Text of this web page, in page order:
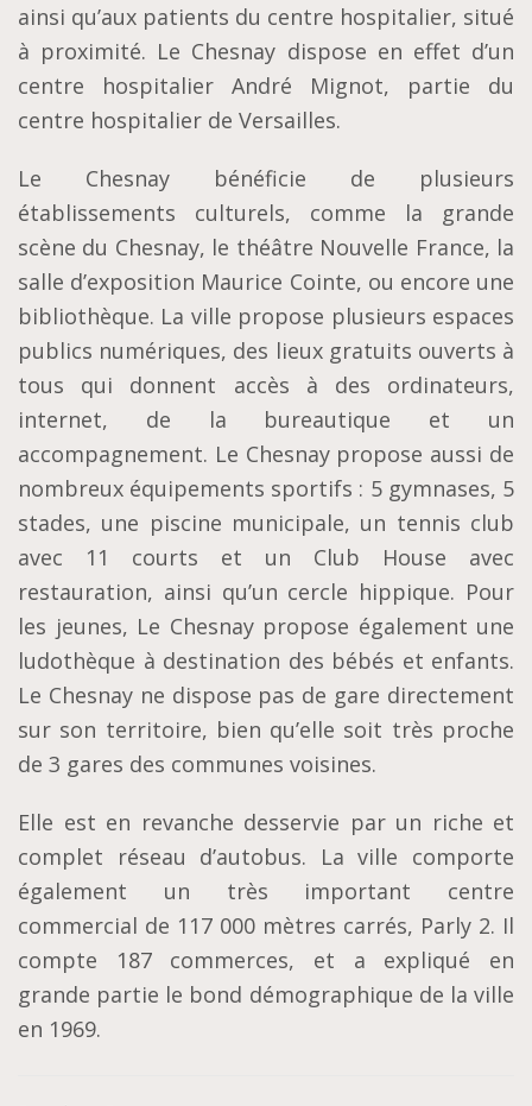
ainsi qu’aux patients du centre hospitalier, situé
à proximité. Le Chesnay dispose en effet d’un
centre hospitalier André Mignot, partie du
centre hospitalier de Versailles.
Le Chesnay bénéficie de plusieurs
établissements culturels, comme la grande
scène du Chesnay, le théâtre Nouvelle France, la
salle d’exposition Maurice Cointe, ou encore une
bibliothèque. La ville propose plusieurs espaces
publics numériques, des lieux gratuits ouverts à
tous qui donnent accès à des ordinateurs,
internet, de la bureautique et un
accompagnement. Le Chesnay propose aussi de
nombreux équipements sportifs : 5 gymnases, 5
stades, une piscine municipale, un tennis club
avec 11 courts et un Club House avec
restauration, ainsi qu’un cercle hippique. Pour
les jeunes, Le Chesnay propose également une
ludothèque à destination des bébés et enfants.
Le Chesnay ne dispose pas de gare directement
sur son territoire, bien qu’elle soit très proche
de 3 gares des communes voisines.
Elle est en revanche desservie par un riche et
complet réseau d’autobus. La ville comporte
également un très important centre
commercial de 117 000 mètres carrés, Parly 2. Il
compte 187 commerces, et a expliqué en
grande partie le bond démographique de la ville
en 1969.